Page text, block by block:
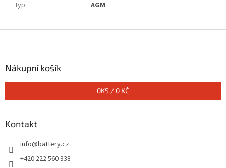
typ: AGM
Nákupní košík
0KS / 0 KČ
Kontakt
info@battery.cz
+420 222 560 338